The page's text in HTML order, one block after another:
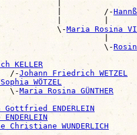
|
|         /-
|         |
\-
Maria Rosina
|
\-
KELLER
/-
Johann Friedrich WETZEL
WÖTZEL
\-
Maria Rosina GÜNTHER
Gottfried ENDERLEIN
Christiane WUNDERLICH